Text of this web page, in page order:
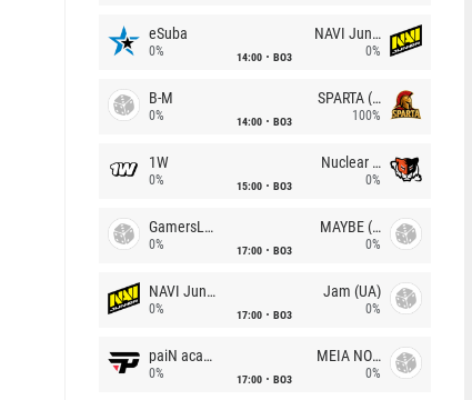
eSuba
0% 14:00 BO3
NAVI Junior
0%
B-M
0% 14:00 BO3
SPARTA (RU)
100%
1W
0% 15:00 BO3
Nuclear TigeRES
0%
GamersLab
0% 17:00 BO3
MAYBE (UA)
0%
NAVI Junior
0% 17:00 BO3
Jam (UA)
0%
paiN academy
0% 17:00 BO3
MEIA NOITE
0%